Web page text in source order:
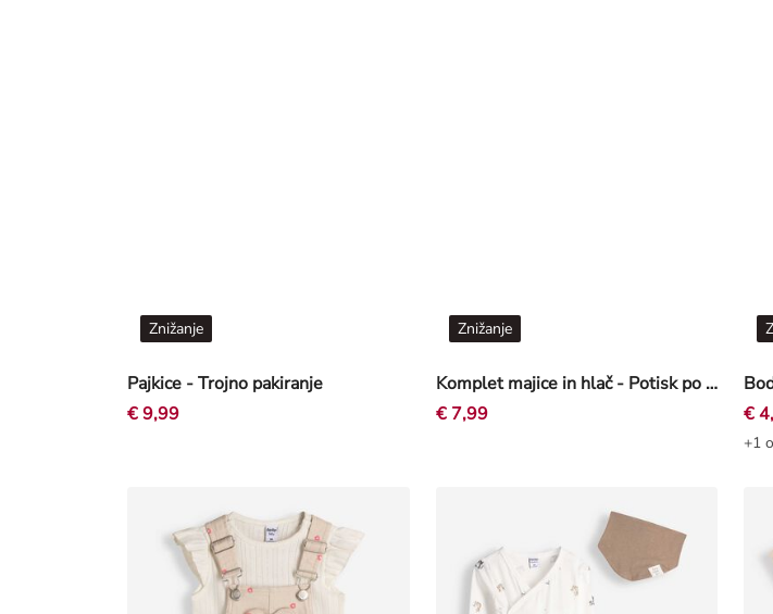
Pajkice - Trojno pakiranje
Znižanje
€ 9,99
Komplet majice in hlač - Potisk po celotni površini - Off-White bela
Znižanje
€ 7,99 €
+1